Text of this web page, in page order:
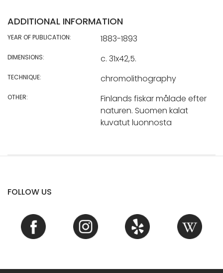
ADDITIONAL INFORMATION
YEAR OF PUBLICATION: 1883-1893
DIMENSIONS: c. 31x42,5.
TECHNIQUE: chromolithography
OTHER:
Finlands fiskar målade efter
naturen. Suomen kalat
kuvatut luonnosta
FOLLOW US